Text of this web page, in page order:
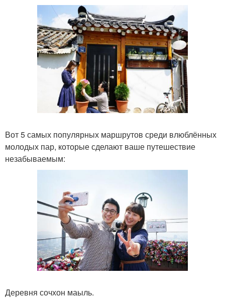
Вот 5 самых популярных маршрутов среди влюблённых
молодых пар, которые сделают ваше путешествие
незабываемым:
Деревня сочхон маыль.